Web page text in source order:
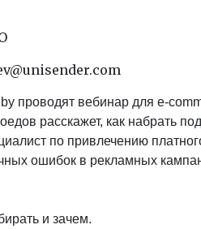
проводят вебинар для e-
расскажет, как набрать
по привлечению
ошибок в рекламных
и зачем.